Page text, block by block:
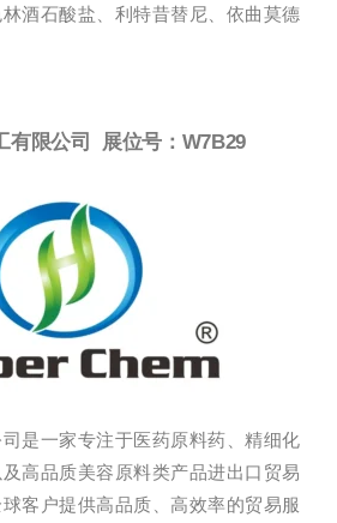
酒石酸盐、利特昔替尼、依曲莫德
有限公司 展位号：W7B29
是一家专注于医药原料药、精细化
高品质美容原料类产品进出口贸易
客户提供高品质、高效率的贸易服